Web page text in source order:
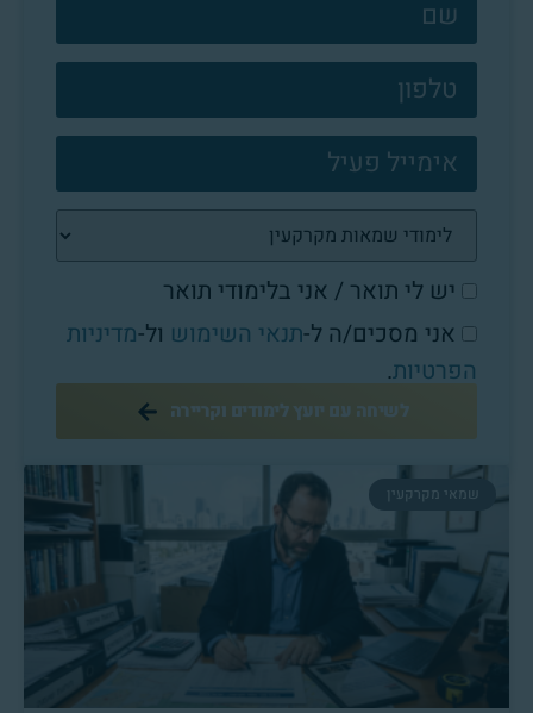
קשר
פוטר
יש לי תואר / אני בלימודי תואר
אני מסכים/ה ל-תנאי השימוש ול-מדיניות
הפרטיות.
לשיחה עם יועץ לימודים וקריירה
שמאי מקרקעין